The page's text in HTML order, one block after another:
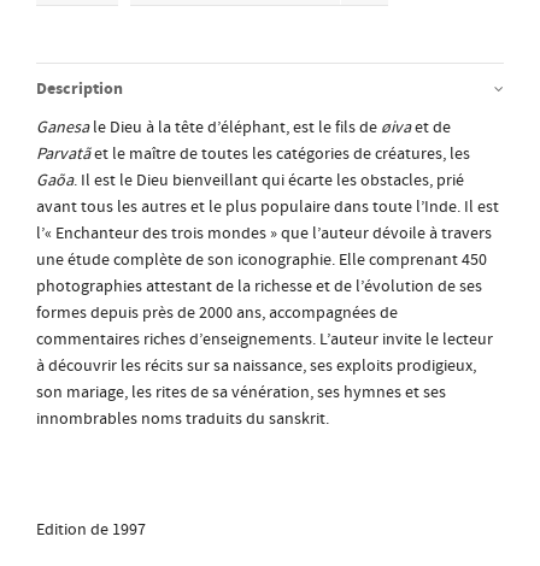
Description
Ganesale Dieu à la tête d’éléphant, est le fils de øivaet de
Parvatãet le maître de toutes les catégories de créatures, les
Gaõa. Il est le Dieu bienveillant qui écarte les obstacles, prié
avant tous les autres et le plus populaire dans toute l’Inde. Il est
l’« Enchanteur des trois mondes » que l’auteur dévoile à travers
une étude complète de son iconographie. Elle comprenant 450
photographies attestant de la richesse et de l’évolution de ses
formes depuis près de 2000 ans, accompagnées de
commentaires riches d’enseignements. L’auteur invite le lecteur
à découvrir les récits sur sa naissance, ses exploits prodigieux,
son mariage, les rites de sa vénération, ses hymnes et ses
innombrables noms traduits du sanskrit.
Edition de 1997